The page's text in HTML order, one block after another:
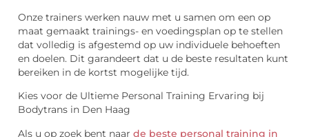
Onze trainers werken nauw met u samen om een op
maat gemaakt trainings- en voedingsplan op te stellen
dat volledig is afgestemd op uw individuele behoeften
en doelen. Dit garandeert dat u de beste resultaten kunt
bereiken in de kortst mogelijke tijd.
Kies voor de Ultieme Personal Training Ervaring bij
Bodytrans in Den Haag
Als u op zoek bent naar de beste personal training in